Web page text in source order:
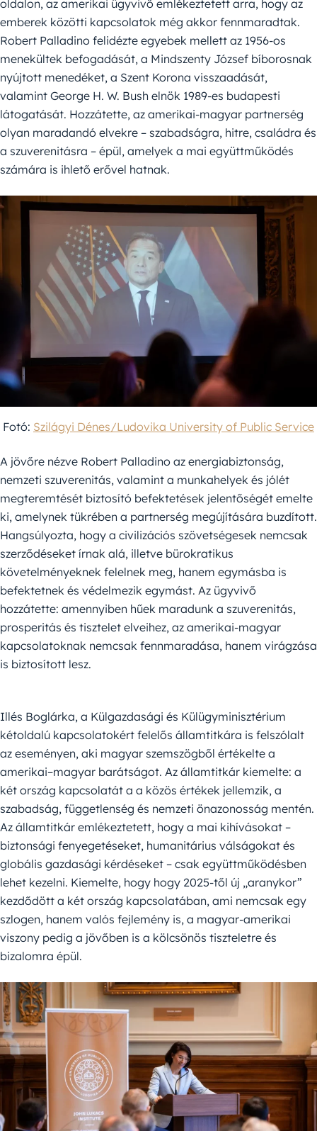
oldalon, az amerikai ügyvivő emlékeztetett arra, hogy az
emberek közötti kapcsolatok még akkor fennmaradtak.
Robert Palladino felidézte egyebek mellett az 1956-os
menekültek befogadását, a Mindszenty József bíborosnak
nyújtott menedéket, a Szent Korona visszaadását,
valamint George H. W. Bush elnök 1989-es budapesti
látogatását. Hozzátette, az amerikai-magyar partnerség
olyan maradandó elvekre – szabadságra, hitre, családra és
a szuverenitásra – épül, amelyek a mai együttműködés
számára is ihlető erővel hatnak.
Fotó: Szilágyi Dénes/Ludovika University of Public Service
A jövőre nézve Robert Palladino az energiabiztonság,
nemzeti szuverenitás, valamint a munkahelyek és jólét
megteremtését biztosító befektetések jelentőségét emelte
ki, amelynek tükrében a partnerség megújítására buzdított.
Hangsúlyozta, hogy a civilizációs szövetségesek nemcsak
szerződéseket írnak alá, illetve bürokratikus
követelményeknek felelnek meg, hanem egymásba is
befektetnek és védelmezik egymást. Az ügyvivő
hozzátette: amennyiben hűek maradunk a szuverenitás,
prosperitás és tisztelet elveihez, az amerikai-magyar
kapcsolatoknak nemcsak fennmaradása, hanem virágzása
is biztosított lesz.
Illés Boglárka, a Külgazdasági és Külügyminisztérium
kétoldalú kapcsolatokért felelős államtitkára is felszólalt
az eseményen, aki magyar szemszögből értékelte a
amerikai–magyar barátságot. Az államtitkár kiemelte: a
két ország kapcsolatát a a közös értékek jellemzik, a
szabadság, függetlenség és nemzeti önazonosság mentén.
Az államtitkár emlékeztetett, hogy a mai kihívásokat –
biztonsági fenyegetéseket, humanitárius válságokat és
globális gazdasági kérdéseket – csak együttműködésben
lehet kezelni. Kiemelte, hogy hogy 2025-től új „aranykor”
kezdődött a két ország kapcsolatában, ami nemcsak egy
szlogen, hanem valós fejlemény is, a magyar-amerikai
viszony pedig a jövőben is a kölcsönös tiszteletre és
bizalomra épül.